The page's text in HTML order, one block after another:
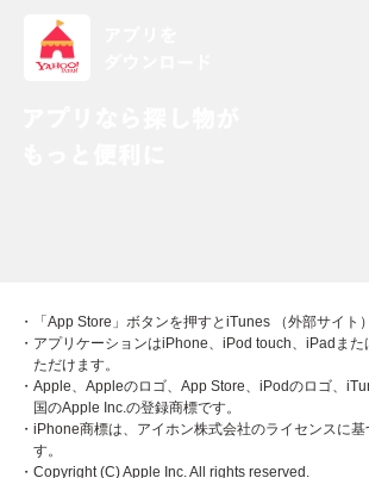
・「App Store」ボタンを押すとiTunes （外部サイト
・アプリケーションはiPhone、iPod touch、iPadま
ただけます。
・Apple、Appleのロゴ、App Store、iPodのロゴ、
国のApple Inc.の登録商標です。
・iPhone商標は、アイホン株式会社のライセンスに
す。
・Copyright (C) Apple Inc. All rights reserved.